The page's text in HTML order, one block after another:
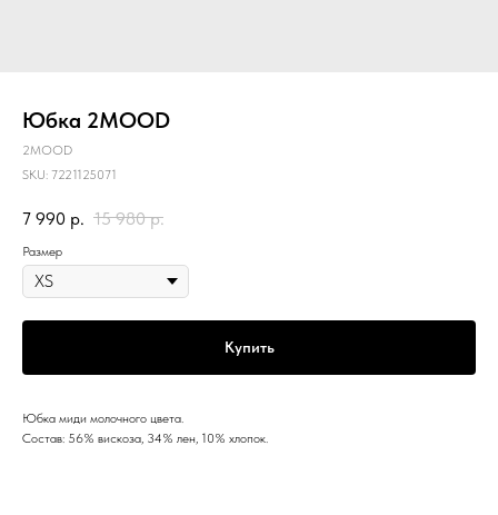
Юбка 2MOOD
2MOOD
SKU: 7221125071
7 990 р. 15 980 р.
Размер
Купить
Юбка миди молочного цвета.
Состав: 56% вискоза, 34% лен, 10% хлопок.